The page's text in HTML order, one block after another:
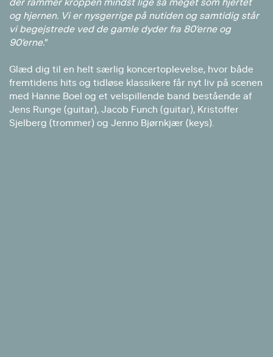
og hjernen. Vi er nysgerrige på nutiden og samtidig står
vi begejstrede ved de gamle dyder fra 80’erne og
90’erne.”
Glæd dig til en helt særlig koncertoplevelse, hvor både
fremtidens hits og tidløse klassikere får nyt liv på scenen
med Hanne Boel og et velspillende band bestående af
Jens Runge (guitar), Jacob Funch (guitar), Kristoffer
Sjelberg (trommer) og Jenno Bjørnkjær (keys).